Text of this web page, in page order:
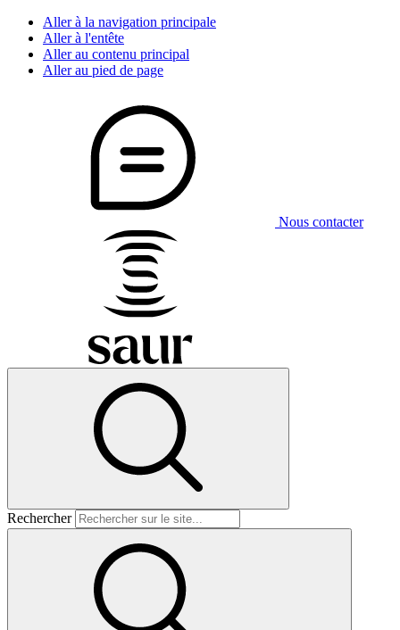
Aller à la navigation principale
Aller à l'entête
Aller au contenu principal
Aller au pied de page
Nous contacter
Rechercher